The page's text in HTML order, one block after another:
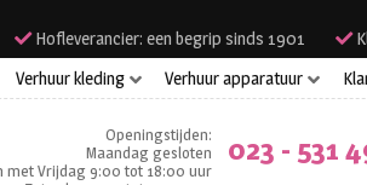
Hofleverancier: een begrip sinds 1901
Verhuur kleding Verhuur apparatuur
Openingstijden:
Maandag gesloten
met Vrijdag 9:00 tot 18:00 uur
023 - 531